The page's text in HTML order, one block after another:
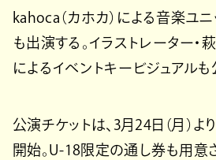
kahoca（カホカ）による音楽ユ
も出演する。イラストレーター・
によるイベントキービジュアルも
公演チケットは、3月24日（月）よ
開始。U-18限定の通し券も用意